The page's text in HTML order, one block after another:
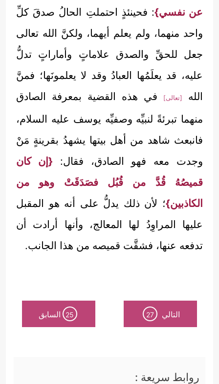
عن نفسي}: فحينئذٍ احتملتِ الحالُ صدقَ كلِّ
واحد منهما، ولم يعلم أيهما، ولكنَّ الله تعالى
جعل للحقِّ والصدق علاماتٍ وأماراتٍ تدلُّ
عليه، قد يعلَمُها العبادُ وقد لا يعلمونَها؛ فمنَّ
الله
[تعالى]
في هذه القضية بمعرفة الصادق
منهما تبرئةً لنبيِّه وصفيِّه يوسف عليه السلام،
فانبعث شاهد من أهل بيتها يشهدُ بقرينةٍ مَنْ
وجدت معه فهو الصادق، فقال: {إن كان
قميصُهُ قُدَّ من قُبُل فصَدَقَتْ وهو من
الكاذبين}؛ لأن ذلك يدلُّ على أنه هو المقبل
عليها المراوِدُ لها المعالج، وأنها أرادت أن
تدفعه عنها، فشقَّت قميصه من هذا الجانب.
التالي 27
25 السابق
روابط سريعة :